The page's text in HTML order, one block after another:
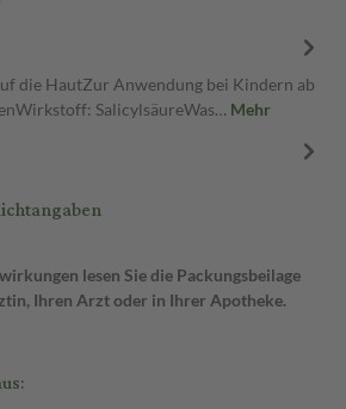
die HautZur Anwendung bei Kindern ab
SalicylsäureWas… Mehr
lesen Sie die Packungsbeilage
Ihren Arzt oder in Ihrer Apotheke.